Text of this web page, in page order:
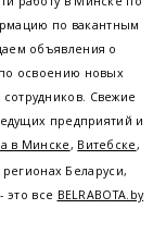
по вакантным
объявления о
освоению новых
Свежие
предприятий и
в Минске, Витебске,
регионах Беларуси,
это все BELRABOTA.by